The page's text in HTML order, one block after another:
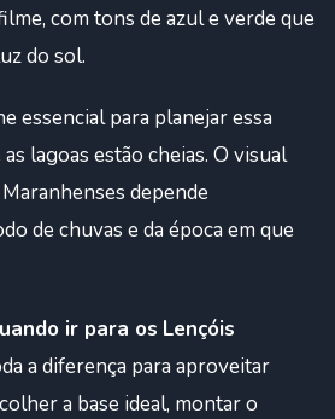
com tons de azul e verde que
do sol.
essencial para planejar essa
lagoas estão cheias. O visual
depende
de chuvas e da época em que
ir para os Lençóis
a diferença para aproveitar
a base ideal, montar o